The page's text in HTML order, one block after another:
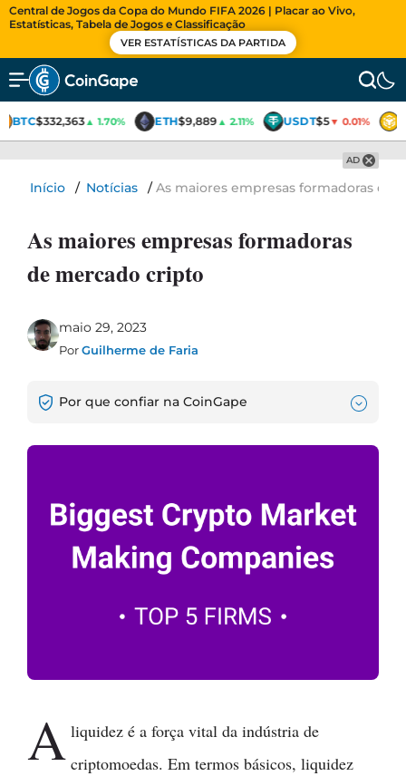
Central de Jogos da Copa do Mundo FIFA 2026 | Placar ao Vivo,
Estatísticas, Tabela de Jogos e Classificação
VER ESTATÍSTICAS DA PARTIDA
BTC$332,363▲ 1.70% ETH$9,889▲ 2.11% USDT$5▼ 0.01%
AD
Início / Notícias /As maiores empresas formadoras de
As maiores empresas formadoras
de mercado cripto
maio 29, 2023
PorGuilherme de Faria
Por que confiar na CoinGape
A liquidez é a força vital da indústria de
criptomoedas. Em termos básicos, liquidez